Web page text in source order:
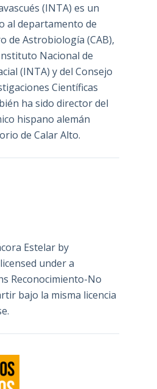
(INTA) es un
al departamento de
de Astrobiología (CAB),
Nacional de
(INTA) y del Consejo
Científicas
ha sido director del
hispano alemán
de Calar Alto.
Estelarby
under a
Reconocimiento-No
bajo la misma licencia
.